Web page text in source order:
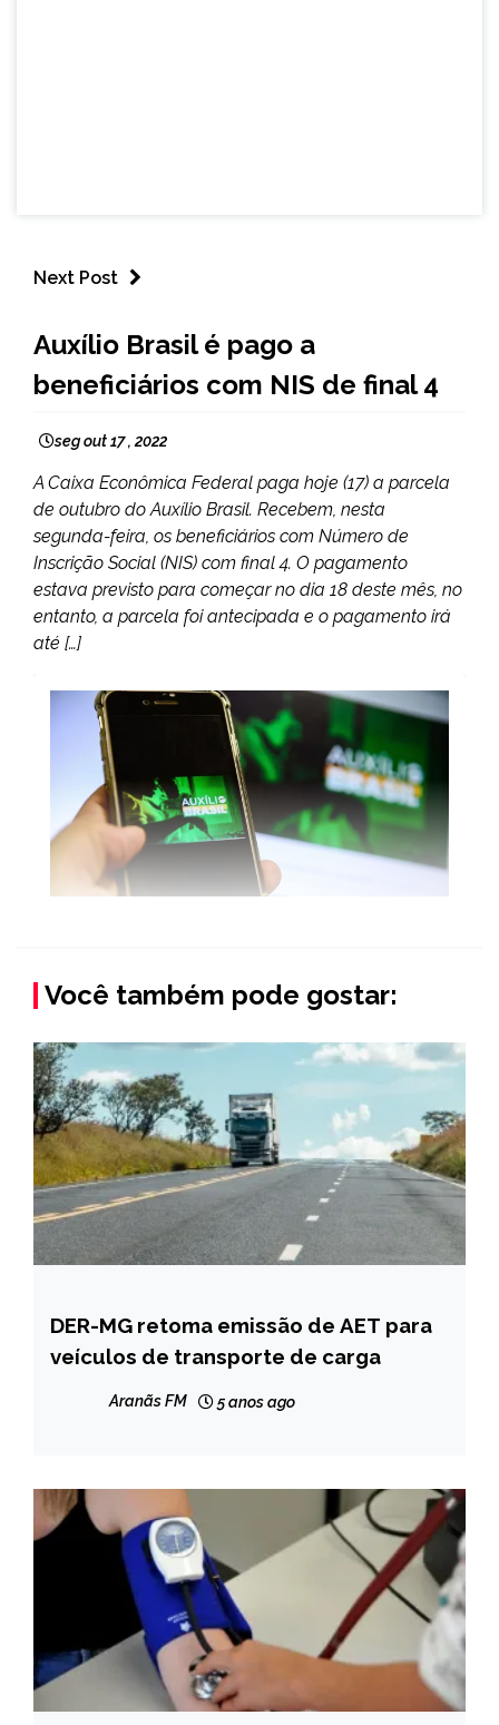
Next Post
NOTÍCIAS
Auxílio Brasil é pago a
beneficiários com NIS de final 4
seg out 17 , 2022
A Caixa Econômica Federal paga hoje (17) a parcela
de outubro do Auxílio Brasil. Recebem, nesta
segunda-feira, os beneficiários com Número de
Inscrição Social (NIS) com final 4. O pagamento
estava previsto para começar no dia 18 deste mês, no
entanto, a parcela foi antecipada e o pagamento irá
até […]
Você também pode gostar:
MINAS
GERAIS
NOTÍCIAS
DER-MG retoma emissão de AET para
veículos de transporte de carga
Aranãs FM 5 anos ago